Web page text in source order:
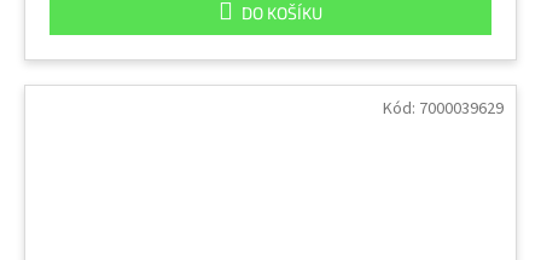
DO KOŠÍKU
Kód: 7000039629